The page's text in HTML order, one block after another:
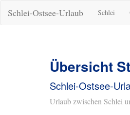
Schlei-Ostsee-Urlaub Schlei
Übersicht
Schlei-Ostsee-
Urlaub zwischen Schlei